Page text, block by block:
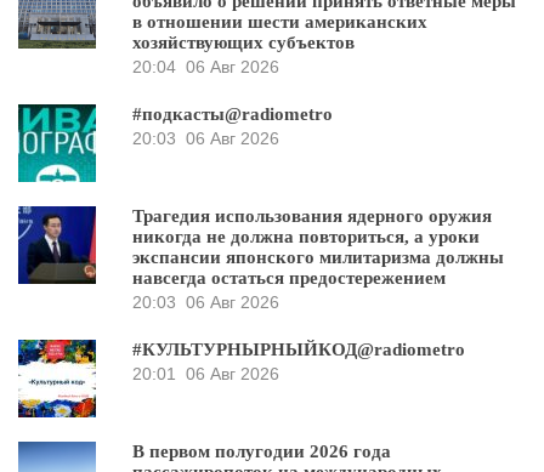
в отношении шести американских
хозяйствующих субъектов
20:04 06 Авг 2026
#подкасты@radiometro
20:03 06 Авг 2026
Трагедия использования ядерного оружия
никогда не должна повториться, а уроки
экспансии японского милитаризма должны
навсегда остаться предостережением
20:03 06 Авг 2026
#КУЛЬТУРНЫРНЫЙКОД@radiometro
20:01
06 Авг 2026
В первом полугодии 2026 года